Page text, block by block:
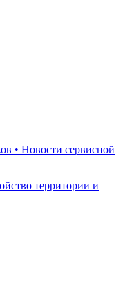
• Новости сервисной
территории и